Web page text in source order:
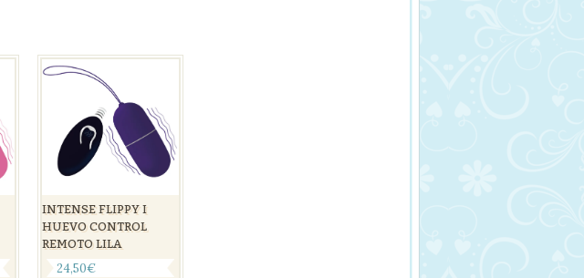
INTENSE FLIPPY I
HUEVO CONTROL
REMOTO LILA
24,50€